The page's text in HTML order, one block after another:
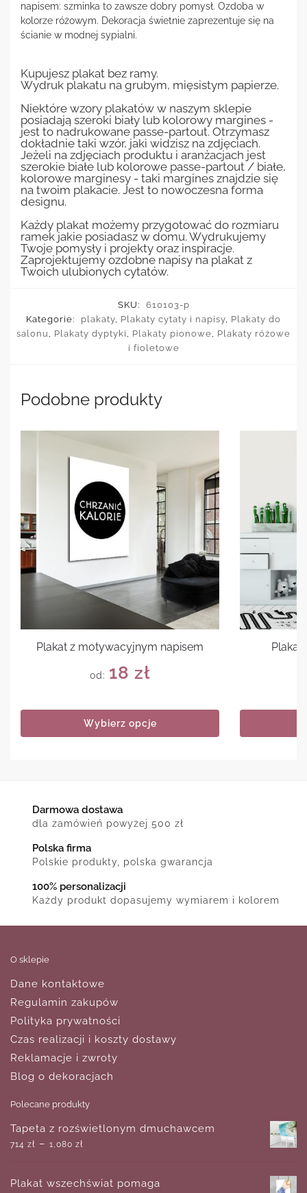
napisem: szminka to zawsze dobry pomysł. Ozdoba w
kolorze różowym. Dekoracja świetnie zaprezentuje się na
ścianie w modnej sypialni.
Kupujesz plakat bez ramy.
Wydruk plakatu na grubym, mięsistym papierze.
Niektóre wzory plakatów w naszym sklepie
posiadają szeroki biały lub kolorowy margines -
jest to nadrukowane passe-partout. Otrzymasz
dokładnie taki wzór, jaki widzisz na zdjęciach.
Jeżeli na zdjęciach produktu i aranżacjach jest
szerokie białe lub kolorowe passe-partout / białe,
kolorowe marginesy - taki margines znajdzie się
na twoim plakacie. Jest to nowoczesna forma
designu.
Każdy plakat możemy przygotować do rozmiaru
ramek jakie posiadasz w domu. Wydrukujemy
Twoje pomysły i projekty oraz inspiracje.
Zaprojektujemy ozdobne napisy na plakat z
Twoich ulubionych cytatów.
SKU:
610103-p
Kategorie:
plakaty, Plakaty cytaty i napisy, Plakaty do
salonu , Plakaty dyptyki , Plakaty pionowe, Plakaty różowe
i fioletowe
Podobne produkty
Plakat z motywacyjnym napisem
od: 18 zł
Wybierz opcje
Plakat
Darmowa dostawa
dla zamówień powyżej 500 zł
Polska firma
Polskie produkty, polska gwarancja
100% personalizacji
Każdy produkt dopasujemy wymiarem i kolorem
O sklepie
Dane kontaktowe
Regulamin zakupów
Polityka prywatności
Czas realizacji i koszty dostawy
Reklamacje i zwroty
Blog o dekoracjach
Polecane produkty
Tapeta z rozświetlonym dmuchawcem
714 zł – 1,080 zł
Plakat wszechświat pomaga